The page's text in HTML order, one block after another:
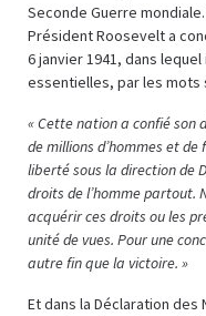
Seconde Guerre
Président Roosevelt a
6 janvier 1941, dans
essentielles, par les mots
« Cette nation a confié son
de millions d’hommes et
liberté sous la direction de
droits de l’homme partout.
acquérir ces droits ou les
unité de vues. Pour une
autre fin que la victoire. »
Et dans la Déclaration des